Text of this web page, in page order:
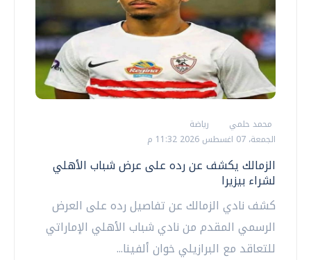
محمد حلمي
رياضة
الجمعة، 07 اغسطس 2026 11:32 م
الزمالك يكشف عن رده على عرض شباب الأهلي
لشراء بيزيرا
كشف نادي الزمالك عن تفاصيل رده على العرض
الرسمي المقدم من نادي شباب الأهلي الإماراتي
للتعاقد مع البرازيلي خوان ألفينا...